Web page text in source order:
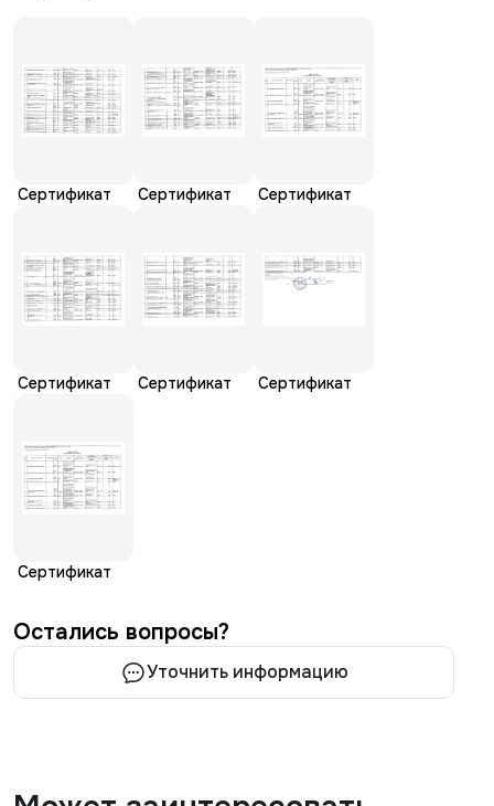
Сертификат Сертификат Сертификат
Сертификат Сертификат Сертификат
Сертификат
Остались вопросы?
Уточнить информацию